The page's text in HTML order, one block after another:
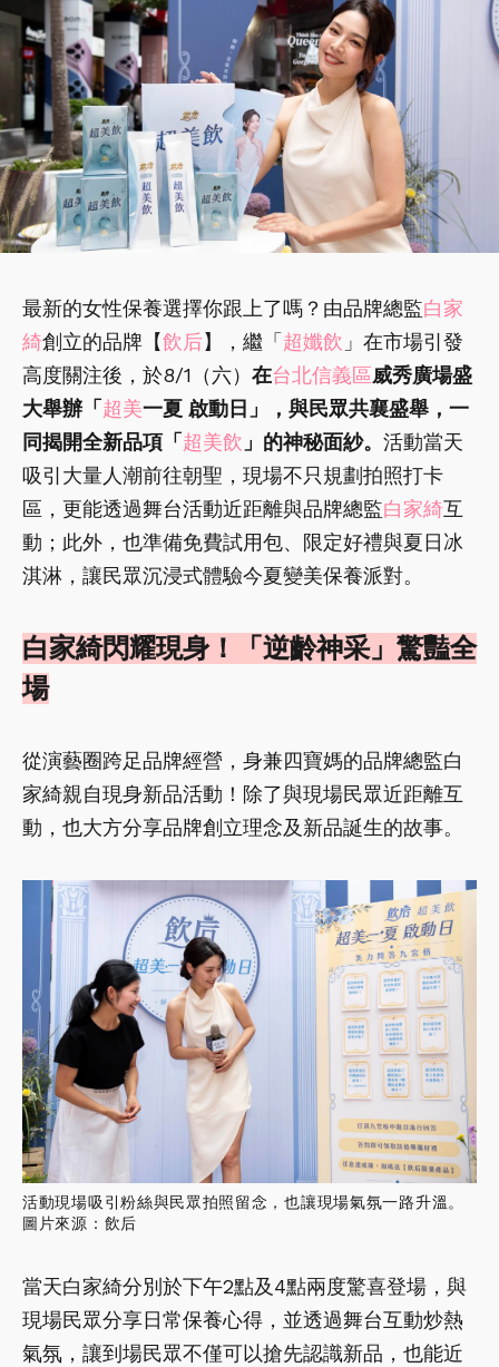
最新的女性保養選擇你跟上了嗎？由品牌總監白家
綺創立的品牌【飲后】，繼「 超孅飲 」在市場引發
高度關注後，於8/1（六） 在台北信義區威秀廣場盛
大舉辦「 超美一夏 啟動日」，與民眾共襄盛舉，一
同揭開全新品項「 超美飲 」的神秘面紗。 活動當天
吸引大量人潮前往朝聖，現場不只規劃拍照打卡
區，更能透過舞台活動近距離與品牌總監白家綺互
動；此外，也準備免費試用包、限定好禮與夏日冰
淇淋，讓民眾沉浸式體驗今夏變美保養派對。
白家綺閃耀現身！「逆齡神采」驚豔全
場
從演藝圈跨足品牌經營，身兼四寶媽的品牌總監白
家綺親自現身新品活動！除了與現場民眾近距離互
動，也大方分享品牌創立理念及新品誕生的故事。
活動現場吸引粉絲與民眾拍照留念，也讓現場氣氛一路升溫。
圖片來源：飲后
當天白家綺分別於下午2點及4點兩度驚喜登場，與
現場民眾分享日常保養心得，並透過舞台互動炒熱
氣氛，讓到場民眾不僅可以搶先認識新品，也能近